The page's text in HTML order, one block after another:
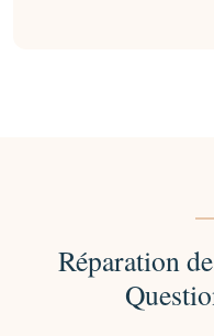
Réparation